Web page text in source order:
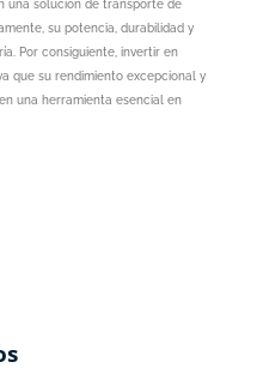
una solución de transporte de
su potencia, durabilidad y
Por consiguiente, invertir en
que su rendimiento excepcional y
una herramienta esencial en